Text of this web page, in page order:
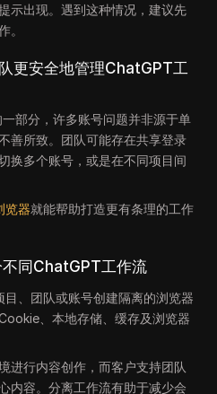
示出现。遇到这种情况，建议先
。
更安全地管理ChatGPT工
部分，许多账号问题并非源于单
善所致。团队可能存在共享登录
换多个账号，或是在不同项目间
览器就能帮助打造更有条理的工作
同ChatGPT工作流
、团队或账号创建隔离的浏览器
、本地存储、缓存及浏览器
进行内容创作，而客户支持团队
内容。分离工作流有助于减少会